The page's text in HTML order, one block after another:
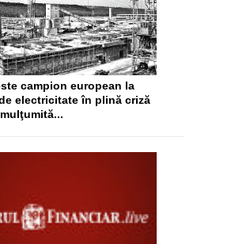
campion european la
electricitate în plină criză